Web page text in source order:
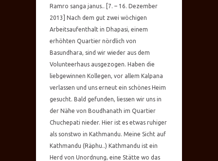
Ramro sanga janus.. [7. – 16. Dezember
2013] Nach dem gut zwei wöchigen
Arbeitsaufenthalt in Dhapasi, einem
erhöhten Quartier nördlich von
Basundhara, sind wir wieder aus dem
Volunteerhaus ausgezogen. Haben die
liebgewinnen Kollegen, vor allem Kalpana
verlassen und uns erneut ein schönes Heim
gesucht. Bald gefunden, liessen wir uns in
der Nähe von Boudhanath im Quartier
Chuchepati nieder. Hier ist es etwas ruhiger
als sonstwo in Kathmandu. Meine Sicht auf
Kathmandu (Räphu..) Kathmandu ist ein
Herd von Unordnung, eine Stätte wo das